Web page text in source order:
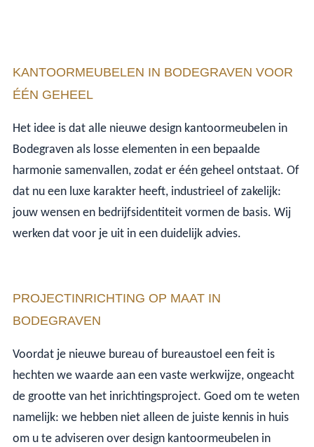
KANTOORMEUBELEN IN BODEGRAVEN VOOR
ÉÉN GEHEEL
Het idee is dat alle nieuwe design kantoormeubelen in
Bodegraven als losse elementen in een bepaalde
harmonie samenvallen, zodat er één geheel ontstaat. Of
dat nu een luxe karakter heeft, industrieel of zakelijk:
jouw wensen en bedrijfsidentiteit vormen de basis. Wij
werken dat voor je uit in een duidelijk advies.
PROJECTINRICHTING OP MAAT IN
BODEGRAVEN
Voordat je nieuwe bureau of bureaustoel een feit is
hechten we waarde aan een vaste werkwijze, ongeacht
de grootte van het inrichtingsproject. Goed om te weten
namelijk: we hebben niet alleen de juiste kennis in huis
om u te adviseren over design kantoormeubelen in